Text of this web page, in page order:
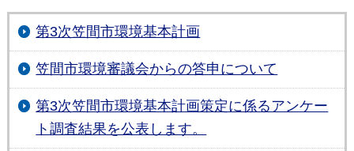
第3次笠間市環境基本計画
笠間市環境審議会からの答申について
第3次笠間市環境基本計画策定に係るアンケー
ト調査結果を公表します。